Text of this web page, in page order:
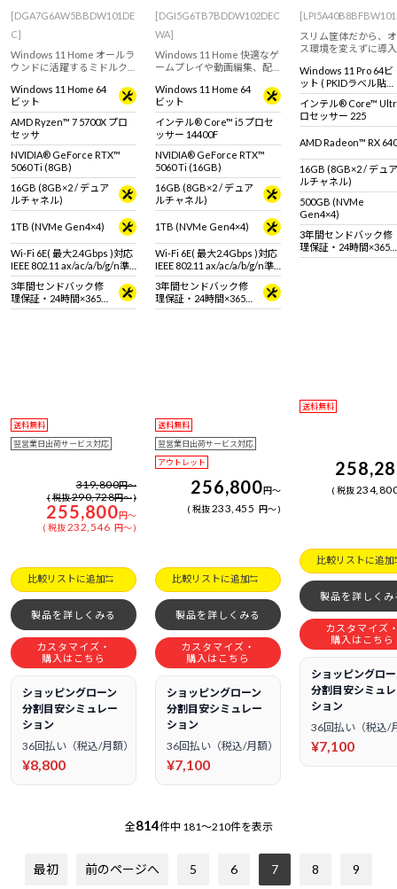
[DGA7G6AW5BBDW101DE
C]
Windows 11 Home オールラ
ウンドに活躍するミドルク
GeForce RTX 5060 Ti (8GB)
& Ryzen 7 5700X 搭載。 ※モ
ニタ・マウス・キーボード
は別売りです。
Windows 11 Home 64
ビット
AMD Ryzen™ 7 5700X プロ
セッサ
NVIDIA® GeForce RTX™
5060 Ti (8GB)
16GB (8GB×2 / デュア
ルチャネル)
1TB (NVMe Gen4×4)
Wi-Fi 6E( 最大2.4Gbps )対応
IEEE 802.11 ax/ac/a/b/g/n準
拠 ＋ Bluetooth 5内蔵
3年間センドバック修
理保証・24時間×365
日電話サポート
送料無料
翌営業日出荷サービス対応
319,800円～
税抜290,728円～
255,800円～
税抜232,546 円～
比較リストに追加
製品を詳しくみる
カスタマイズ・
購入はこちら
ショッピングローン
分割目安シミュレー
ション
36回払い（税込/月額）
¥8,800
[DGI5G6TB7BDDW102DEC
WA]
Windows 11 Home 快適なゲ
ームプレイや動画編集、配
GeForce RTX 5060 Ti /
16GB と インテル Core i5 プ
ロセッサー 14400F を搭載し
たゲーミングPC。 ※モニ
タ・マウス・キーボードは
別売りです
Windows 11 Home 64
ビット
インテル® Core™ i5 プロセ
ッサー 14400F
NVIDIA® GeForce RTX™
5060 Ti (16GB)
16GB (8GB×2 / デュア
ルチャネル)
1TB (NVMe Gen4×4)
Wi-Fi 6E( 最大2.4Gbps )対応
IEEE 802.11 ax/ac/a/b/g/n準
拠 ＋ Bluetooth 5内蔵
3年間センドバック修
理保証・24時間×365
日電話サポート
送料無料
翌営業日出荷サービス対応
アウトレット
256,800円～
税抜233,455 円～
比較リストに追加
製品を詳しくみる
カスタマイズ・
購入はこちら
ショッピングローン
分割目安シミュレー
ション
36回払い（税込/月額）
¥7,100
スリム筐体だから、
ス環境を変えずに導
Windows 11 Pro 64ビ
ット ( PKIDラベル貼付
対応 )
インテル® Core™
ロセッサー 225
AMD Radeon™ RX
16GB (8GB×2 / デュア
ルチャネル)
500GB (NVMe
Gen4×4)
3年間センドバック修
理保証・24時間×365
日電話サポート
送料無料
税抜
比較リストに追加
製品を詳しくみ
カスタマイズ
購入はこちら
ショッピングロ
分割目安シミュ
ション
36回払い（税込/
¥7,100
全814件中 181～210件を表示
最初 前のページへ 5 6 7 8 9